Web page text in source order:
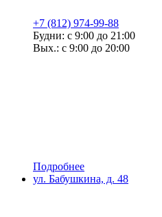
+7 (812) 974-99-88
Будни: с 9:00 до 21:00
Вых.: с 9:00 до 20:00
Подробнее
ул. Бабушкина, д. 48